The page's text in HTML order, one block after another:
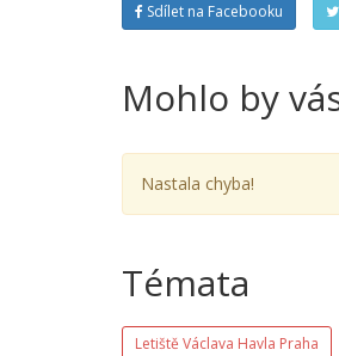
Sdílet na Facebooku
Mohlo by
Nastala chyba!
Témata
Letiště Václava Havla Praha